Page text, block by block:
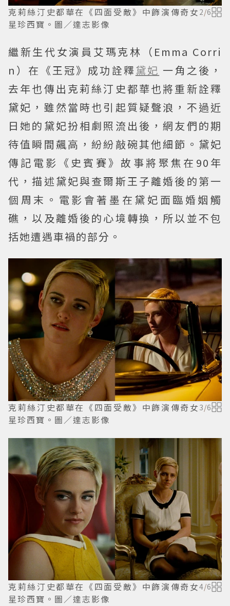
克莉絲汀史都華在《四面受敵》中飾演傳奇女
星珍西寶。圖／達志影像
2/6
繼新生代女演員艾瑪克林（Emma Corri
n）在《王冠》成功詮釋黛妃 一角之後，
去年也傳出克莉絲汀史都華也將重新詮釋
黛妃，雖然當時也引起質疑聲浪，不過近
日她的黛妃扮相劇照流出後，網友們的期
待值瞬間飆高，紛紛敲碗其他細節。黛妃
傳記電影《史賓賽》故事將聚焦在90年
代，描述黛妃與查爾斯王子離婚後的第一
個周末。電影會著墨在黛妃面臨婚姻觸
礁，以及離婚後的心境轉換，所以並不包
括她遭遇車禍的部分。
克莉絲汀史都華在《四面受敵》中飾演傳奇女
星珍西寶。圖／達志影像
3/6
克莉絲汀史都華在《四面受敵》中飾演傳奇女
星珍西寶。圖／達志影像
4/6